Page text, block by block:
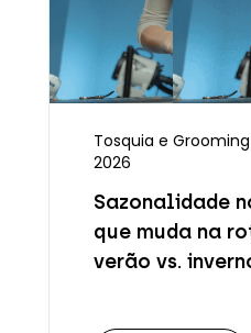
Tosquia e
2026
Sazonalidade
que muda na
verão vs.